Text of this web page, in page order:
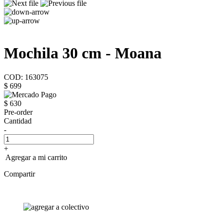
Mochila 30 cm - Moana
COD: 163075
$ 699
$ 630
Pre-order
Cantidad
-
+
Agregar a mi carrito
Compartir